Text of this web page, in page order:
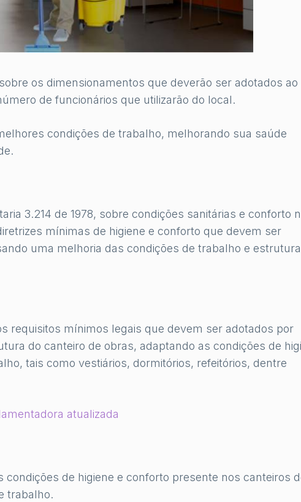
os dimensionamentos que deverão ser adotados ao
de funcionários que utilizarão do local.
condições de trabalho, melhorando sua saúde
3.214 de 1978, sobre condições sanitárias e conforto
mínimas de higiene e conforto que devem ser
uma melhoria das condições de trabalho e
requisitos mínimos legais que devem ser adotados por
do canteiro de obras, adaptando as condições de
tais como vestiários, dormitórios, refeitórios, dentre
atualizada
condições de higiene e conforto presente nos canteiros
trabalho.